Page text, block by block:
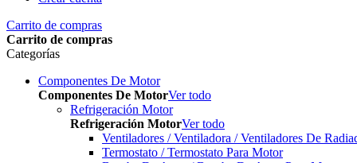
Carrito de compras
Carrito de compras
Categorías
Componentes De Motor
Componentes De MotorVer todo
Refrigeración Motor
Refrigeración MotorVer todo
Ventiladores / Ventiladora / Ventiladores De
Termostato / Termostato Para Motor